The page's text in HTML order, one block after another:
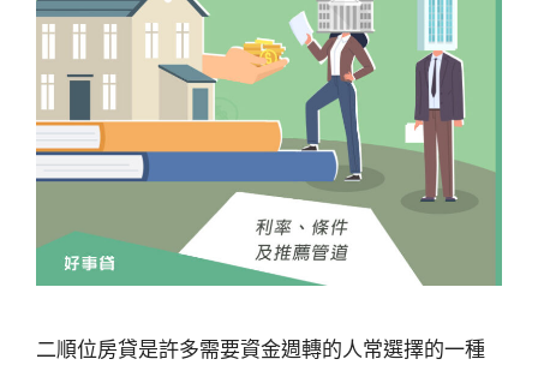
二順位房貸是許多需要資金週轉的人常選擇的一種